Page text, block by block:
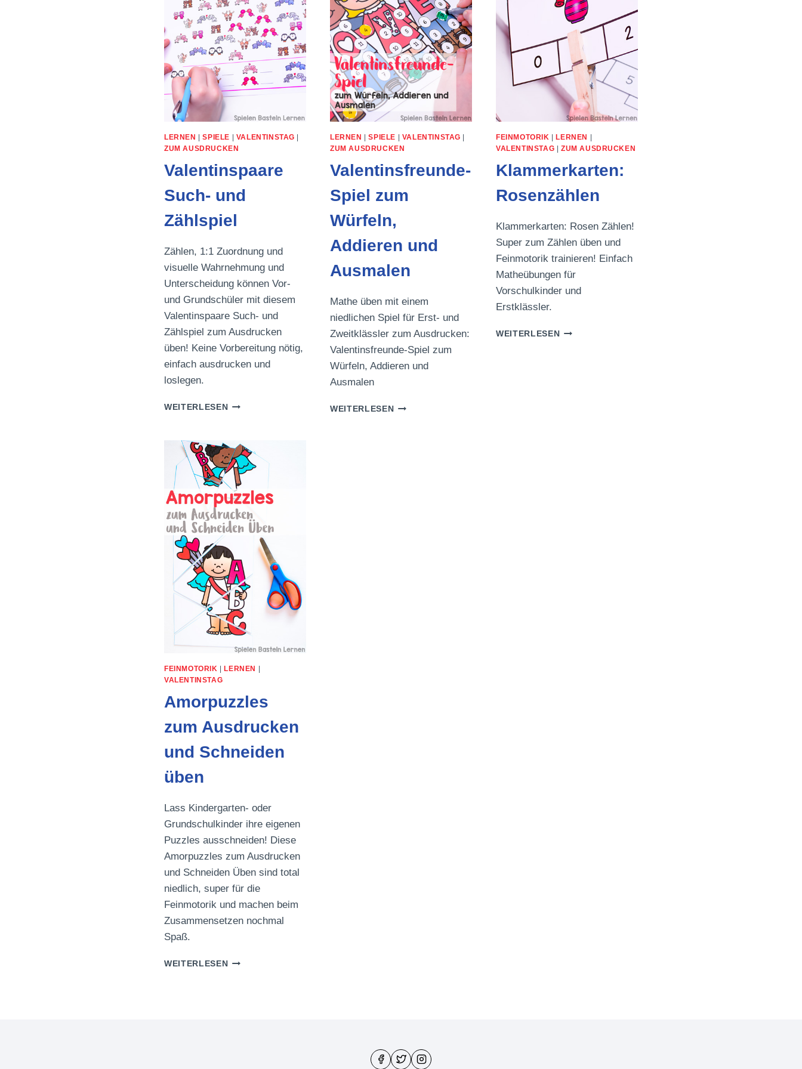
LERNEN |SPIELE VALENTINSTAG
ZUM AUSDRUCKEN
Valentinspaare
Such- und
Zählspiel
Zählen, 1:1 Zuordnung und
visuelle Wahrnehmung und
Unterscheidung können Vor-
und Grundschüler mit diesem
Valentinspaare Such- und
Zählspiel zum Ausdrucken
üben! Keine Vorbereitung nötig,
einfach ausdrucken und
loslegen.
WEITERLESENVALENTINSPAARE
ZÄHLSPIEL
LERNEN |SPIELE VALENTINSTAG
ZUM AUSDRUCKEN
Valentinsfreunde-
Spiel zum
Würfeln,
Addieren und
Ausmalen
Mathe üben mit einem
niedlichen Spiel für Erst- und
Zweitklässler zum Ausdrucken:
Valentinsfreunde-Spiel zum
Würfeln, Addieren und
Ausmalen
WEITERLESENVALENTINSFREUNDE-
FEINMOTORIK LERNEN
VALENTINSTAG
ZUM AUSDRUCKEN
Klammerkarten:
Rosenzählen
Klammerkarten: Rosen Zählen!
Super zum Zählen üben und
Feinmotorik trainieren! Einfach
Matheübungen für
Vorschulkinder und
Erstklässler.
WEITERLESENKLAMMERKARTEN:
FEINMOTORIK LERNEN
VALENTINSTAG
Amorpuzzles
zum Ausdrucken
und Schneiden
üben
Lass Kindergarten- oder
Grundschulkinder ihre eigenen
Puzzles ausschneiden! Diese
Amorpuzzles zum Ausdrucken
und Schneiden Üben sind total
niedlich, super für die
Feinmotorik und machen beim
Zusammensetzen nochmal
Spaß.
WEITERLESENAMORPUZZLES